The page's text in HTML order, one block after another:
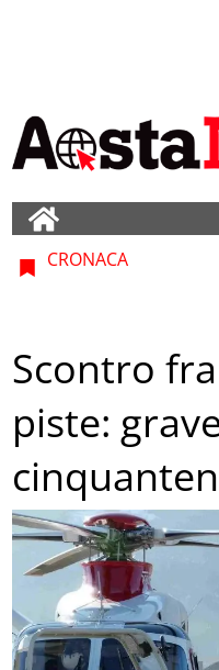
CRONACA
Scontro
piste: